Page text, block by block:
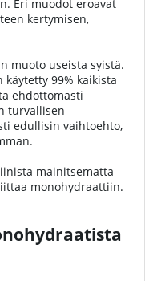
Eri muodot eroavat
kertymisen,
muoto useista syistä.
käytetty 99% kaikista
ehdottomasti
turvallisen
edullisin vaihtoehto,
mainitsematta
monohydraattiin.